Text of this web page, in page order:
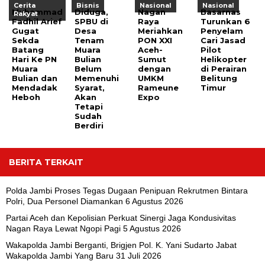
Cerita
Rakyat
Muhammad
Fadhil Arief
Gugat
Sekda
Batang
Hari Ke PN
Muara
Bulian dan
Mendadak
Heboh
Bisnis
Diduga,
SPBU di
Desa
Tenam
Muara
Bulian
Belum
Memenuhi
Syarat,
Akan
Tetapi
Sudah
Berdiri
Nasional
Nagan
Raya
Meriahkan
PON XXI
Aceh-
Sumut
dengan
UMKM
Rameune
Expo
Nasional
Basarnas
Turunkan 6
Penyelam
Cari Jasad
Pilot
Helikopter
di Perairan
Belitung
Timur
BERITA TERKAIT
Polda Jambi Proses Tegas Dugaan Penipuan Rekrutmen Bintara
Polri, Dua Personel Diamankan 6 Agustus 2026
Partai Aceh dan Kepolisian Perkuat Sinergi Jaga Kondusivitas
Nagan Raya Lewat Ngopi Pagi 5 Agustus 2026
Wakapolda Jambi Berganti, Brigjen Pol. K. Yani Sudarto Jabat
Wakapolda Jambi Yang Baru 31 Juli 2026